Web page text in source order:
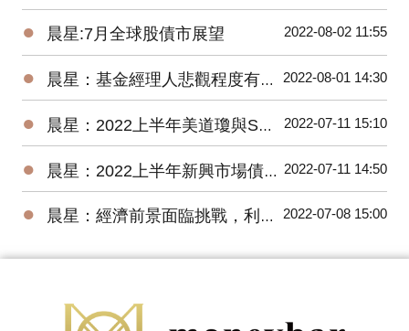
● 晨星:7月全球股債市展望 2022-08-02 11:55
● 晨星：基金經理人悲觀程度有史以來最高，關注企業獲利揭示的未來方向 2022-08-01 14:30
● 晨星：2022上半年美道瓊與S&P500 數下跌15.30%、20.56%，台股基金平均報酬率為-22.18% 2022-07-11 15:10
● 晨星：2022上半年新興市場債券基金因俄羅斯債券跌幅最深 2022-07-11 14:50
● 晨星：經濟前景面臨挑戰，利率將進一步上升 2022-07-08 15:00